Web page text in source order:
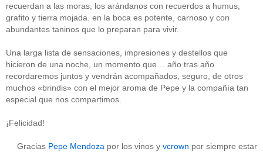
recuerdan a las moras, los arándanos con recuerdos a humus,
grafito y tierra mojada. en la boca es potente, carnoso y con
abundantes taninos que lo preparan para vivir.
Una larga lista de sensaciones, impresiones y destellos que
hicieron de una noche, un momento que… año tras año
recordaremos juntos y vendrán acompañados, seguro, de otros
muchos «brindis» con el mejor aroma de Pepe y la compañía tan
especial que nos compartimos.
¡Felicidad!
Gracias Pepe Mendoza por los vinos y vcrown por siempre estar